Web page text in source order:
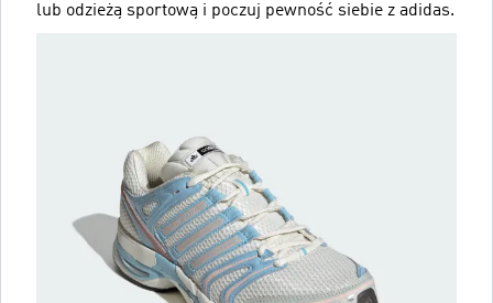
lub odzieżą sportową i poczuj pewność siebie z adidas.